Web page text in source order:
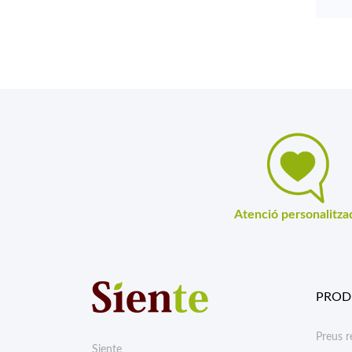
Atenció
Siente
Preus